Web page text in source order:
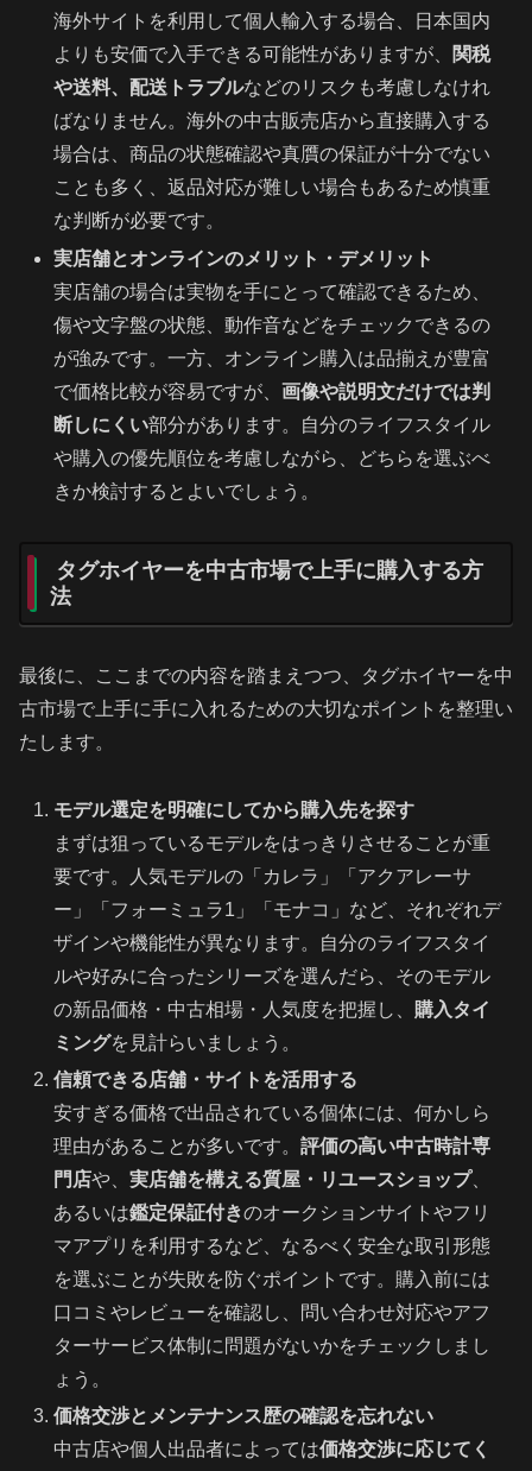
海外サイトを利用して個人輸入する場合、日本国内
よりも安価で入手できる可能性がありますが、
関税
や送料、配送トラブルなどのリスクも考慮しなけれ
ばなりません。海外の中古販売店から直接購入する
場合は、商品の状態確認や真贋の保証が十分でない
ことも多く、返品対応が難しい場合もあるため慎重
な判断が必要です。
実店舗とオンラインのメリット・デメリット
実店舗の場合は実物を手にとって確認できるため、
傷や文字盤の状態、動作音などをチェックできるの
が強みです。一方、オンライン購入は品揃えが豊富
で価格比較が容易ですが、画像や説明文だけでは判
断しにくい部分があります。自分のライフスタイル
や購入の優先順位を考慮しながら、どちらを選ぶべ
きか検討するとよいでしょう。
タグホイヤーを中古市場で上手に購入する方
法
最後に、ここまでの内容を踏まえつつ、タグホイヤーを中
古市場で上手に手に入れるための大切なポイントを整理い
たします。
モデル選定を明確にしてから購入先を探す
まずは狙っているモデルをはっきりさせることが重
要です。人気モデルの「カレラ」「アクアレーサ
ー」「フォーミュラ1」「モナコ」など、それぞれデ
ザインや機能性が異なります。自分のライフスタイ
ルや好みに合ったシリーズを選んだら、そのモデル
の新品価格・中古相場・人気度を把握し、 購入タイ
ミングを見計らいましょう。
信頼できる店舗・サイトを活用する
安すぎる価格で出品されている個体には、何かしら
理由があることが多いです。評価の高い中古時計専
門店や、実店舗を構える質屋・リユースショップ、
あるいは鑑定保証付きのオークションサイトやフリ
マアプリを利用するなど、なるべく安全な取引形態
を選ぶことが失敗を防ぐポイントです。購入前には
口コミやレビューを確認し、問い合わせ対応やアフ
ターサービス体制に問題がないかをチェックしまし
ょう。
価格交渉とメンテナンス歴の確認を忘れない
中古店や個人出品者によっては価格交渉に応じてく